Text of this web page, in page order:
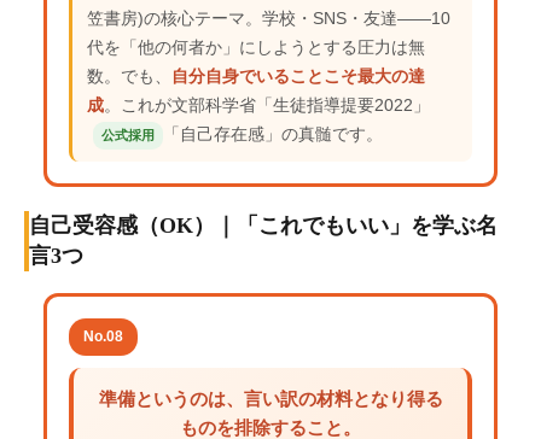
笠書房)の核心テーマ。学校・SNS・友達——10
代を「他の何者か」にしようとする圧力は無
数。でも、
自分自身でいることこそ最大の達
成。これが文部科学省「生徒指導提要2022」
公式採用 「自己存在感」の真髄です。
自己受容感（OK）｜「これでもいい」を学ぶ名
言3つ
No.08
準備というのは、言い訳の材料となり得る
ものを排除すること。